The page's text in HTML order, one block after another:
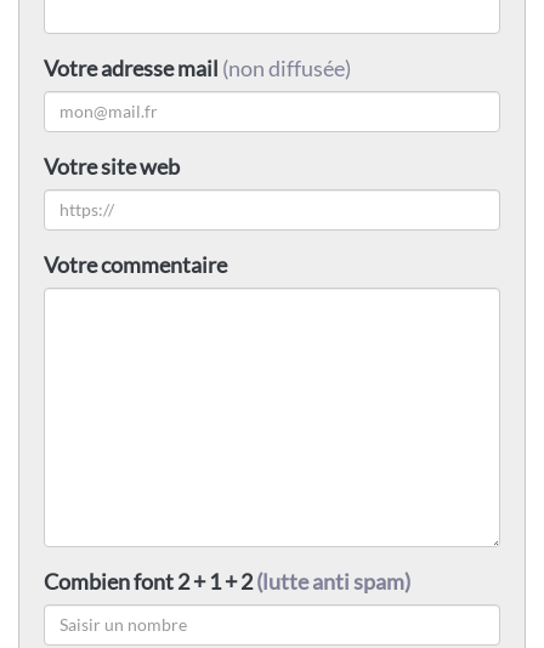
Votre adresse mail (non diffusée)
Votre site web
Votre commentaire
Combien font 2 + 1 + 2(lutte anti spam)